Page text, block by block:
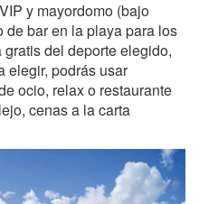
y mayordomo (bajo
bar en la playa para los
del deporte elegido,
elegir, podrás usar
ocio, relax o restaurante
cenas a la carta